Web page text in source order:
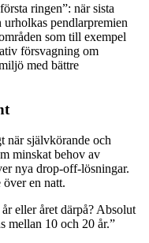
ringen”: när sista
pendlarpremien
som till exempel
försvagning om
med bättre
när självkörande och
minskat behov av
nya drop-off-lösningar.
en natt.
eller året därpå? Absolut
mellan 10 och 20 år.”